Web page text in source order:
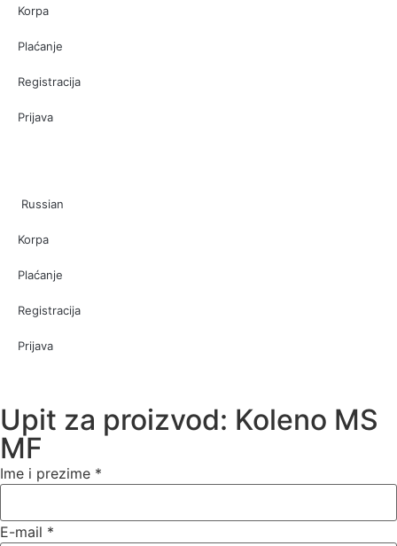
Korpa
Plaćanje
Registracija
Prijava
Russian
Korpa
Plaćanje
Registracija
Prijava
Upit za proizvod: Koleno MS
MF
Ime i prezime *
E-mail *